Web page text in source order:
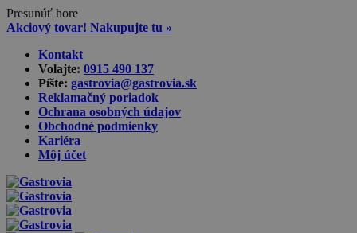
Presunúť hore
Akciový tovar! Nakupujte tu »
content
Kontakt
Volajte: 0915 490 137‬
Píšte: gastrovia@gastrovia.sk‬
Reklamačný poriadok
Ochrana osobných údajov
Obchodné podmienky
Kariéra
Môj účet